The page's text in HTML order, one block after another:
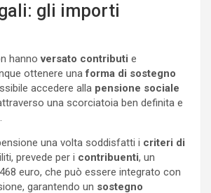
gli importi
hannoversato contributi e
ottenere unaforma di sostegno
accedere alla pensione sociale
una scorciatoia ben definita e
una volta soddisfatti i criteri di
prevede per i contribuenti, un
euro, che può essere integrato con
garantendo un sostegno